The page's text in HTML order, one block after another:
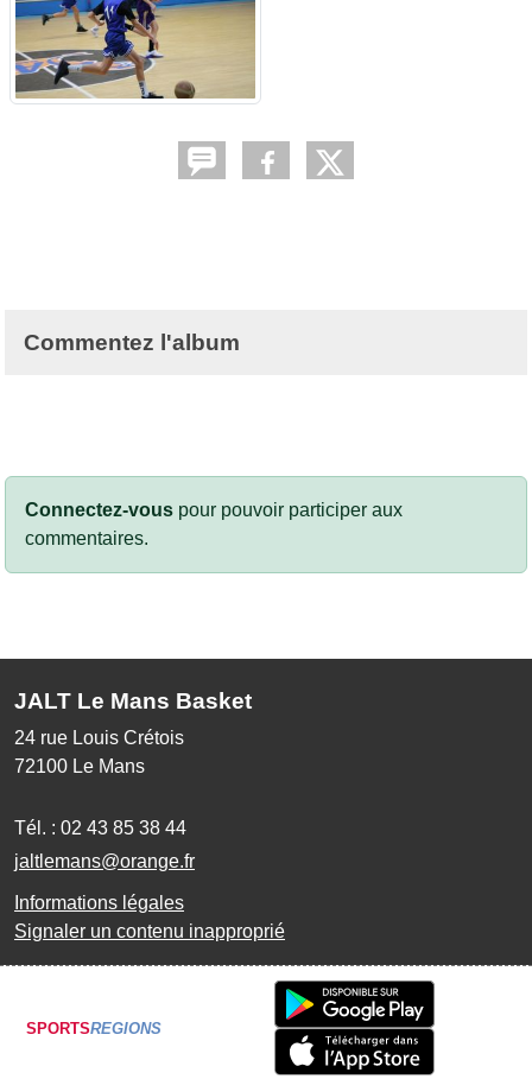
Commentez l'album
Connectez-vous pour pouvoir participer aux
commentaires.
JALT Le Mans Basket
24 rue Louis Crétois
72100 Le Mans
Tél. : 02 43 85 38 44
jaltlemans@orange.fr
Informations légales
Signaler un contenu inapproprié
SPORTSREGIONS